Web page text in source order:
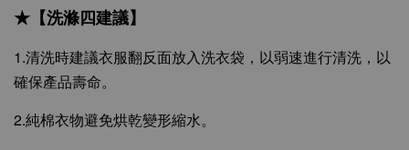
★【洗滌四建議】
1.清洗時建議衣服翻反面放入洗衣袋，以弱速進行清洗，以
確保產品壽命。
2.純棉衣物避免烘乾變形縮水。